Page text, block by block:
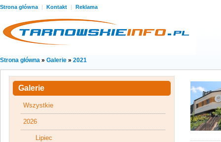
Strona główna | Kontakt | Reklama
Strona główna » Galerie » 2021
Galerie
Wszystkie
2026
Lipiec